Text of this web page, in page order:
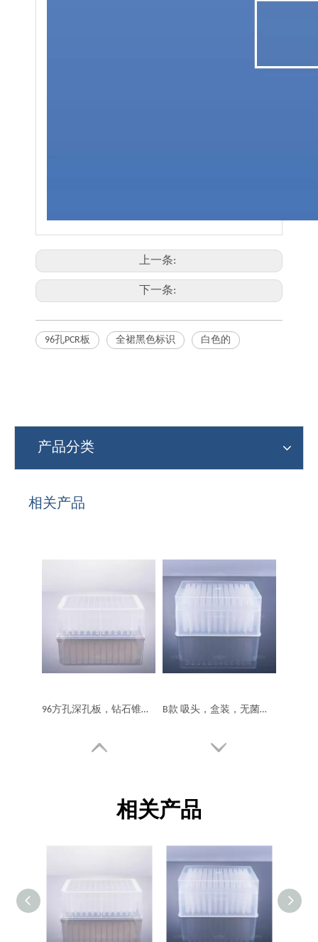
上一条:
下一条:
96孔PCR板 全裙黑色标识 白色的
产品分类
相关产品
96方孔深孔板，钻石锥底，2.3mL B款 吸头，盒装，无菌，低吸附
30μL，白色384孔PCR板，双角切，黑色标识 96 方孔板 0.8ml V底
相关产品